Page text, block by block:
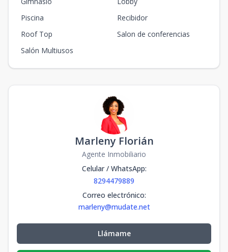
Piscina
Recibidor
Roof Top
Salon de conferencias
Salón Multiusos
Marleny Florián
Agente Inmobiliario
Celular / WhatsApp:
8294479889
Correo electrónico:
marleny@mudate.net
Llámame